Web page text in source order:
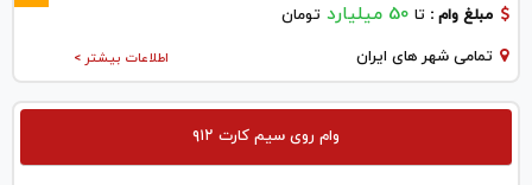
مبلغ وام : تا 50 میلیارد تومان
اطلاعات بیشتر > تمامی شهر های ایران
وام روی سیم کارت ۹۱۲